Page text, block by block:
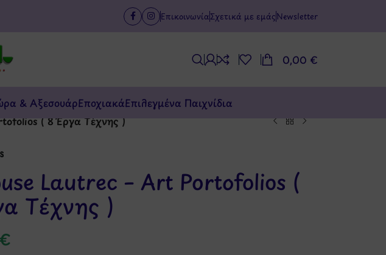
Επικοινωνία Σχετικά με εμάςNewsletter
0,00 €
& ΑξεσουάρΕποχιακάΕπιλεγμένα Παιχνίδια
( 8 Έργα Τέχνης )
Lautrec – Art Portofolios (
Τέχνης )
€